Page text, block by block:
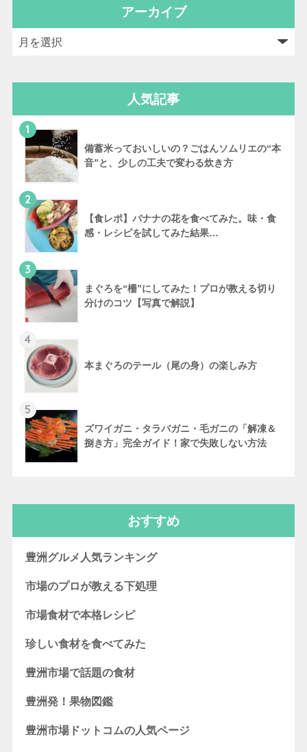
アーカイブ
人気記事
1
備蓄米っておいしいの？ごはんソムリエの“本
音”と、少しの工夫で変わる炊き方
2
【食レポ】バナナの花を食べてみた。味・食
感・レシピを試してみた結果…
3
まぐろを“柵”にしてみた！プロが教える切り
分けのコツ【写真で解説】
4
本まぐろのテール（尾の身）の楽しみ方
5
ズワイガニ・タラバガニ・毛ガニの「解凍＆
捌き方」完全ガイド！家で失敗しない方法
おすすめ
豊洲グルメ人気ランキング
市場のプロが教える下処理
市場食材で本格レシピ
珍しい食材を食べてみた
豊洲市場で話題の食材
豊洲発！果物図鑑
豊洲市場ドットコムの人気ページ